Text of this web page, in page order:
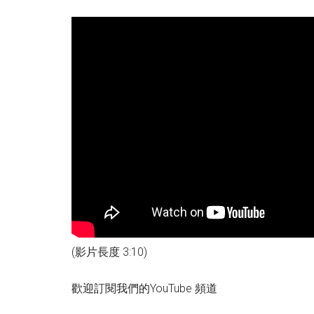
(影片長度 3:10)
歡迎訂閱我們的YouTube 頻道